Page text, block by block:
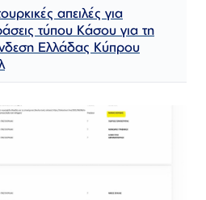
απειλές για
τύπου Κάσου για τη
Ελλάδας Κύπρου